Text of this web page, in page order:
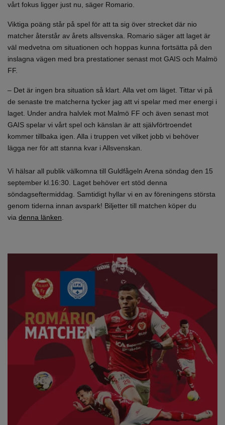
vårt fokus ligger just nu, säger Romario.
Viktiga poäng står på spel för att ta sig över strecket där nio
matcher återstår av årets allsvenska. Romario säger att laget är
väl medvetna om situationen och hoppas kunna fortsätta på den
inslagna vägen med bra prestationer senast mot GAIS och Malmö
FF.
– Det är ingen bra situation så klart. Alla vet om läget. Tittar vi på
de senaste tre matcherna tycker jag att vi spelar med mer energi i
laget. Under andra halvlek mot Malmö FF och även senast mot
GAIS spelar vi vårt spel och känslan är att självförtroendet
kommer tillbaka igen. Alla i truppen vet vilket jobb vi behöver
lägga ner för att stanna kvar i Allsvenskan.
Vi hälsar all publik välkomna till Guldfågeln Arena söndag den 15
september kl.16:30. Laget behöver ert stöd denna
söndagseftermiddag. Samtidigt hyllar vi en av föreningens största
genom tiderna innan avspark! Biljetter till matchen köper du
via denna länken